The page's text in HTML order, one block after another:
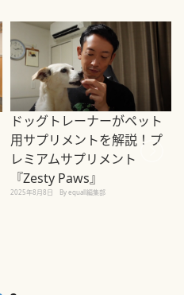
ドッグトレーナーがペット
用サプリメントを解説！プ
レミアムサプリメント
『Zesty Paws』
2025年8月8日 By equall編集部